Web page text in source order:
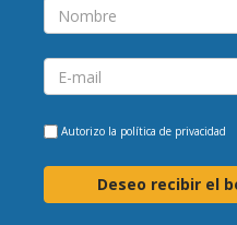
Autorizo la política de privacidad
Deseo recibir el